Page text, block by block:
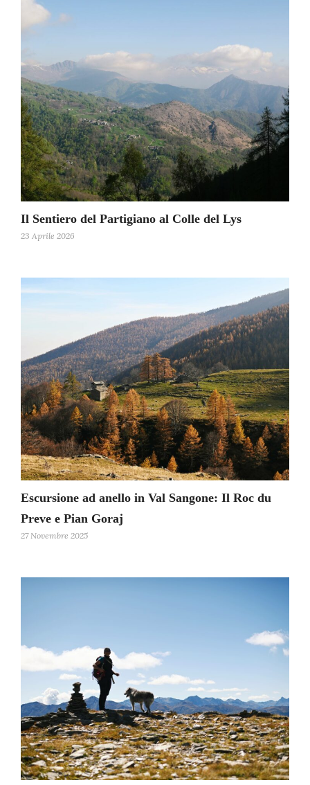
Il Sentiero del Partigiano al Colle del Lys
23 Aprile 2026
Escursione ad anello in Val Sangone: Il Roc du
Preve e Pian Goraj
27 Novembre 2025